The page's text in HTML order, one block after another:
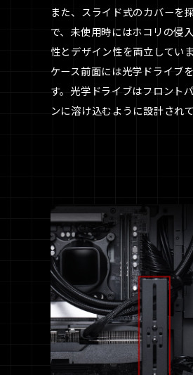
また、スライド式のカバーを
で、未使用時にはホコリの侵
性とデザイン性を両立していま
ケース前面には光学ドライブ
す。光学ドライブはフロント
ンに溶け込むように設計されて